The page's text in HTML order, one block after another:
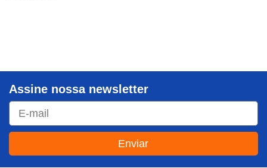
Assine nossa newsletter
Enviar